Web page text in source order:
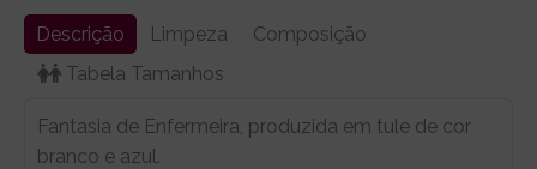
Descrição Limpeza
Composição
Tabela Tamanhos
Fantasia de Enfermeira, produzida em tule de cor
branco e azul.